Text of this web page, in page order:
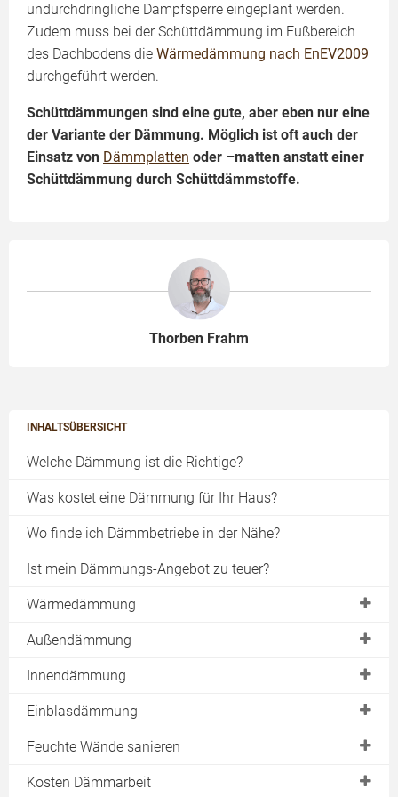
INHALTSÜBERSICHT
Welche Dämmung ist die Richtige?
Was kostet eine Dämmung für Ihr Haus?
Wo finde ich Dämmbetriebe in der Nähe?
Ist mein Dämmungs-Angebot zu teuer?
Wärmedämmung
Gebäudeenergiegesetz
Wärmebrücken
im Altbau
im Neubau
Außendämmung
Dach
Bodenplatte
Innendämmung
Geschossdecke
Einblasdämmung
Kennwerte
Vor- & Nachteile
Feuchte Wände sanieren
Ursachen
Kosten Dämmarbeit
undurchdringliche Dampfsperre eingeplant werden.
Zudem muss bei der Schüttdämmung im Fußbereich
des Dachbodens die Wärmedämmung nach EnEV2009
durchgeführt werden.
Schüttdämmungen sind eine gute, aber eben nur eine
der Variante der Dämmung. Möglich ist oft auch der
Einsatz von Dämmplatten oder –matten anstatt einer
Schüttdämmung durch Schüttdämmstoffe.
Thorben Frahm